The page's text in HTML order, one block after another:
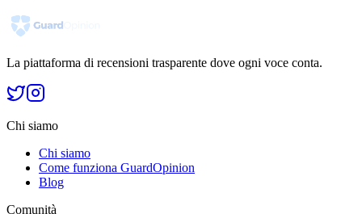
La piattaforma di recensioni trasparente dove ogni voce conta.
Chi siamo
Chi siamo
Come funziona GuardOpinion
Blog
Comunità